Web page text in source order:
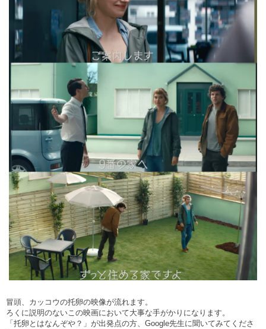
冒頭、カッコウの托卵の映像が流れます。
ろくに説明のないこの映画において大事な手がかりになります。
「托卵とはなんぞや？」が出発点の方、 Google先生に聞いてみてくださ